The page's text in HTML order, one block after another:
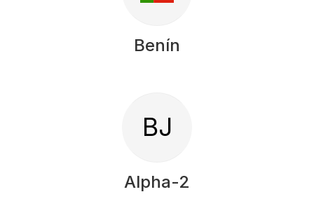
Benín
BJ
Alpha-2